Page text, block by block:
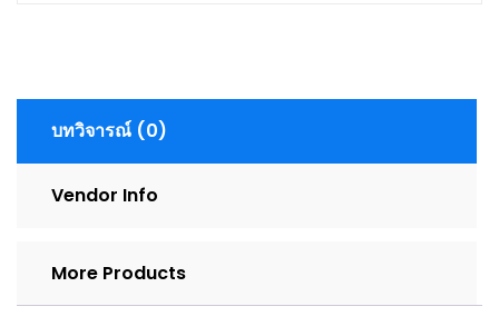
บทวิจารณ์ (0)
Vendor Info
More Products